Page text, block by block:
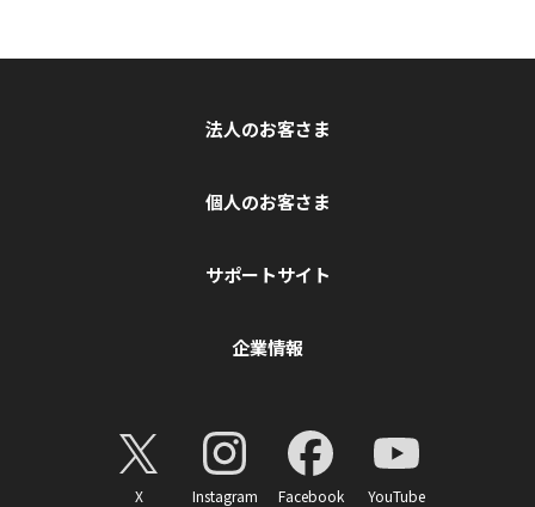
法人のお客さま
個人のお客さま
サポートサイト
企業情報
X Instagram Facebook YouTube